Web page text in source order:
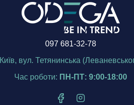
097 681-32-78
вул. Тетянинська
Час роботи: ПН-ПТ: 9:00-18:00